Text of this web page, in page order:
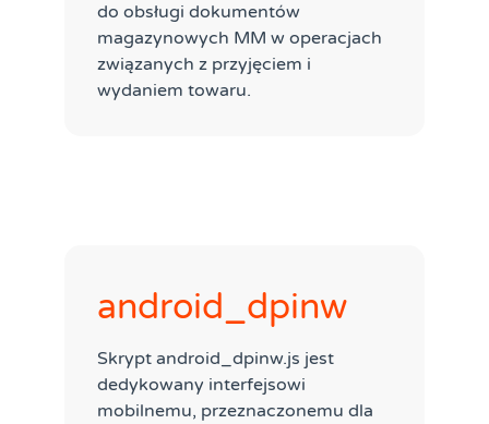
do obsługi dokumentów
magazynowych MM w operacjach
związanych z przyjęciem i
wydaniem towaru.
android_dpinw
Skrypt android_dpinw.js jest
dedykowany interfejsowi
mobilnemu, przeznaczonemu dla